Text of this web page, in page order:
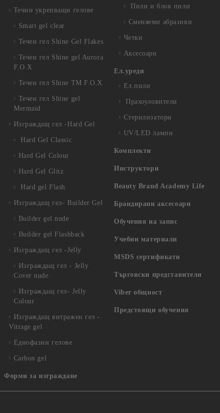
Течни укрепващи гелове
Smart gel clear
Течен гел Shine Gel Flakes
Течен гел Shine gel Aurora
F.O.X
Течен гел Shine TM F.O.X
Течен гел Shine gel
Mermaid
Изграждащ гел -Hard Gel
Hard Gel Classic
Hard Gel Colour
Hard Gel Glitz
Hard gel Flash
Изграждащ гел- Builder Gel
Builder gel nude
Builder gel Flashback
Изграждащ гел -Jelly
Изграждащ гел - Jelly
Cover nude
Изграждащ гел- Jelly
Colour
Изграждащ витражен гел -
Vitrage gel
Еднофазни гелове
Carbon gel
Форми за изграждане
Пили и блок пили
Сменяеми абразиви
Четки
Аксесоари
Ел.уреди
Ел.пили
Прахоуловители
Стерилизатори
UV/LED лампи
Комплекти
Инструктори
Beauty Brand Academy Life
Брандирани аксесоари
Обучения на запис
Учебни материали
MSDS сертификати
Търговски представители
Viber общност
Предстоящи обучения